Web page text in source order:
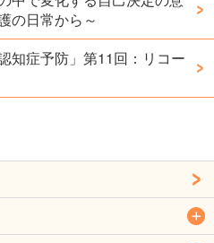
の日常から～
知症予防」第11回：リコー